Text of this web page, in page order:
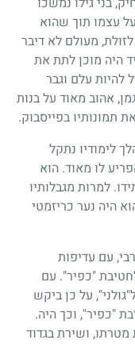
עצמו תוך שהוא
מעולם לא דיבר
היה מוכן לתת את
להיות עלם וגבר
אהוב מאוד על בנות
תמונותיו בפייסבוק.
לימודיו נתקל
לו מאוד. הוא
למרות מגבלותיו
היה נער כריזמטי
עם עדיפות
"כפיר". עם
לא הגיע ל"גולני", על כן ביקש
"כפיר", וכך היה.
ושירת בגדוד